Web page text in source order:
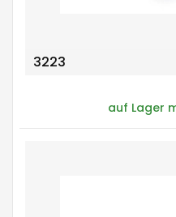
3223
auf Lager